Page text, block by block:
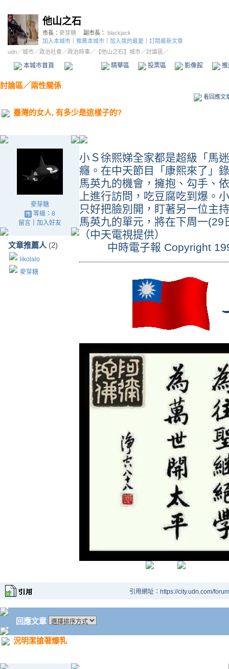
他山之石
市長： 麥芽糖 副市長： blackjack
加入本城市
推薦本城市 加入我的最愛
訂閱最新文章
udn／城市／政治社會 ／政治時事／ 【他山之石】城市／討論區／
本城市首頁 精華區 投票區 影像館
討論區／兩性關係
看回應文
臺灣的女人, 有多少是這樣子的?
麥芽糖
等級：8
留言｜ 加入好友
文章推薦人 (2)
likolalo
麥芽糖
小Ｓ徐熙娣全家都是超級「馬
癮。在中天節目「康熙來了」
馬英九的機會，擁抱、勾手、
上進行訪問，吃豆腐吃到爆。
只好把臉別開，盯著另一位主
馬英九的單元，將在下周一
（中天電視提供）
中時電子報 Copyright
引用網址：https://city.udn.com/
回應文章
況明潔搶著爆乳